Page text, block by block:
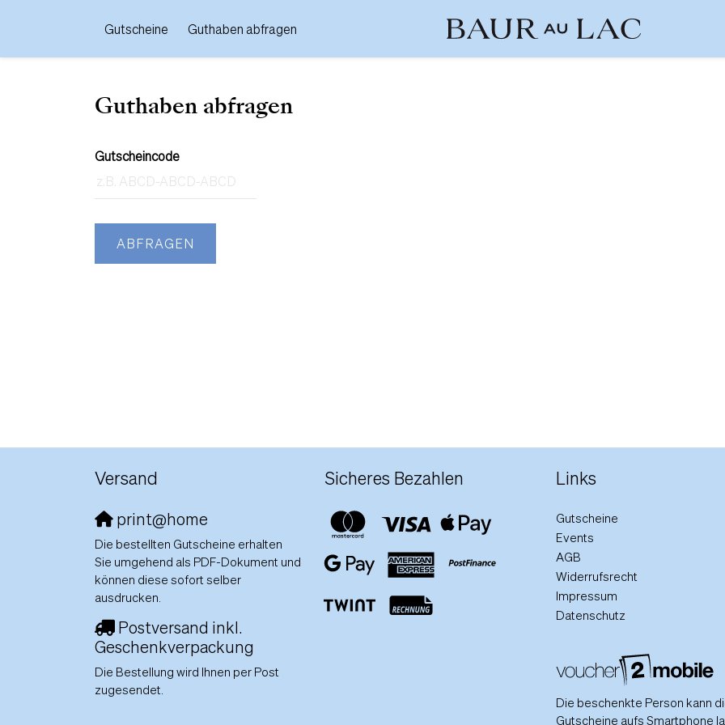
Gutscheine Guthaben abfragen
Guthaben abfragen
Gutscheincode
ABFRAGEN
Versand
print@home
Die bestellten Gutscheine erhalten
Sie umgehend als PDF-Dokument und
können diese sofort selber
ausdrucken.
Postversand inkl.
Geschenkverpackung
Die Bestellung wird Ihnen per Post
zugesendet.
Sicheres Bezahlen Links
Gutscheine
Events
AGB
Widerrufsrecht
Impressum
Datenschutz
Die beschenkte Person kann
Gutscheine aufs Smartphone